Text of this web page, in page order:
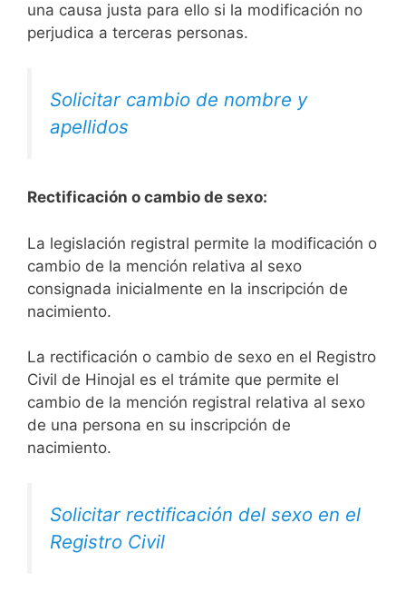
una causa justa para ello si la modificación no
perjudica a terceras personas.
Solicitar cambio de nombre y
apellidos
Rectificación o cambio de sexo:
La legislación registral permite la modificación o
cambio de la mención relativa al sexo
consignada inicialmente en la inscripción de
nacimiento.
La rectificación o cambio de sexo en el Registro
Civil de Hinojal es el trámite que permite el
cambio de la mención registral relativa al sexo
de una persona en su inscripción de
nacimiento.
Solicitar rectificación del sexo en el
Registro Civil